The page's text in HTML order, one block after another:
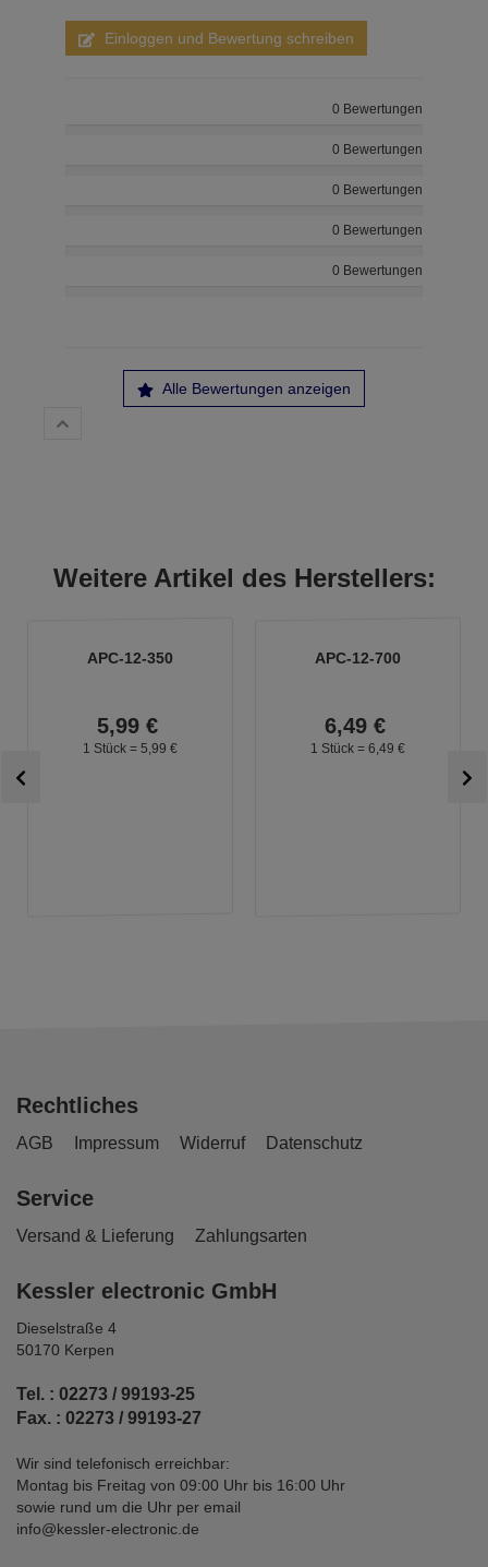
Einloggen und Bewertung schreiben
0 Bewertungen
0 Bewertungen
0 Bewertungen
0 Bewertungen
0 Bewertungen
Alle Bewertungen anzeigen
Weitere Artikel des Herstellers:
APC-12-350
5,99 €
1 Stück = 5, 99 €
APC-12-700
6,49 €
1 Stück = 6, 49 €
Rechtliches
AGB Impressum Widerruf Datenschutz
Service
Versand & Lieferung Zahlungsarten
Kessler electronic GmbH
Dieselstraße 4
50170 Kerpen
Tel. : 02273 / 99193-25
Fax. : 02273 / 99193-27
Wir sind telefonisch erreichbar:
Montag bis Freitag von 09:00 Uhr bis 16:00 Uhr
sowie rund um die Uhr per email
info@kessler-electronic.de